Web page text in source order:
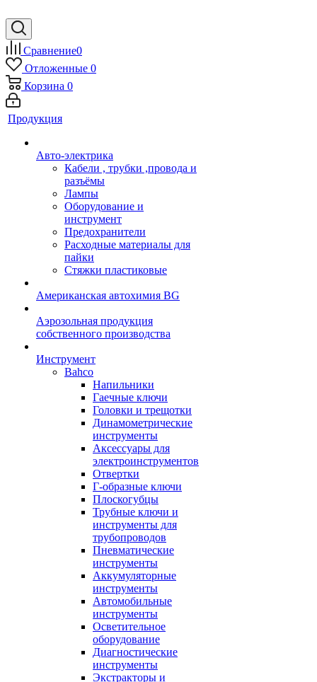
Сравнение0
Отложенные 0
Корзина 0
Продукция
Авто-электрика
Кабели , трубки ,провода и
разъёмы
Лампы
Оборудование и
инструмент
Предохранители
Расходные материалы для
пайки
Стяжки пластиковые
Американская автохимия BG
Аэрозольная продукция
собственного производства
Инструмент
Bahco
Напильники
Гаечные ключи
Головки и трещотки
Динамометрические
инструменты
Аксессуары для
электроинструментов
Отвертки
Г-образные ключи
Плоскогубцы
Трубные ключи и
инструменты для
трубопроводов
Пневматические
инструменты
Аккумуляторные
инструменты
Автомобильные
инструменты
Осветительное
оборудование
Диагностические
инструменты
Экстракторы и